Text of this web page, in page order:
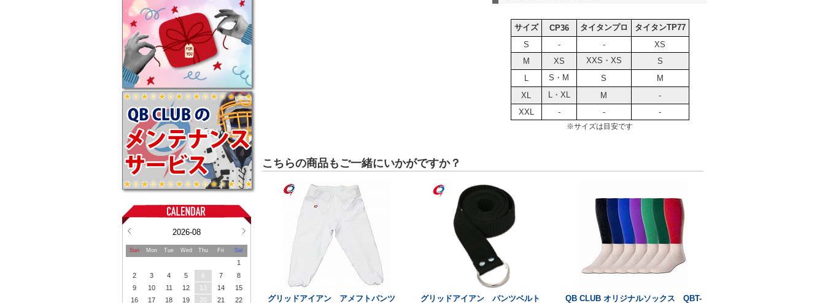
2026-08
Sun Mon Tue Wed Thu Fri Sat
1
2
3 4 5 6 7
8
9
10 11 12 13 14
15
16
17 18 19 20 21
22
サイズ CP36 タイタンプロ
タイタンTP77
S
- -
XS
M
XS XXS・XS
S
L
S・M S
M
XL
L・XL M
-
XXL
- - -
※サイズは目安です
こちらの商品もご一緒にいかがですか？
グリッドアイアン アメフトパンツ
グリッドアイアン パンツベルト
QB CLUB オリジナルソックス QBT-